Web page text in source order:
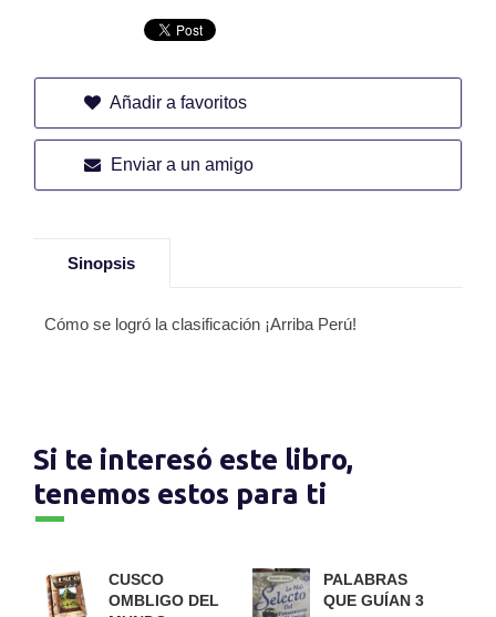
Añadir a favoritos
Enviar a un amigo
Sinopsis
Cómo se logró la clasificación ¡Arriba Perú!
Si te interesó este libro,
tenemos estos para ti
CUSCO
OMBLIGO DEL
PALABRAS
QUE GUÍAN 3